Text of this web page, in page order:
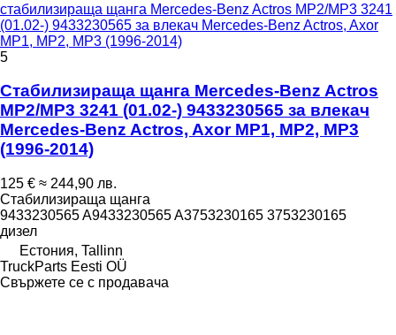
стабилизираща щанга Mercedes-Benz Actros MP2/MP3 3241
(01.02-) 9433230565 за влекач Mercedes-Benz Actros, Axor
MP1, MP2, MP3 (1996-2014)
5
Стабилизираща щанга Mercedes-Benz Actros
MP2/MP3 3241 (01.02-) 9433230565 за влекач
Mercedes-Benz Actros, Axor MP1, MP2, MP3
(1996-2014)
125 € ≈ 244,90 лв.
Стабилизираща щанга
9433230565 A9433230565 A3753230165 3753230165
дизел
Естония, Tallinn
TruckParts Eesti OÜ
Свържете се с продавача